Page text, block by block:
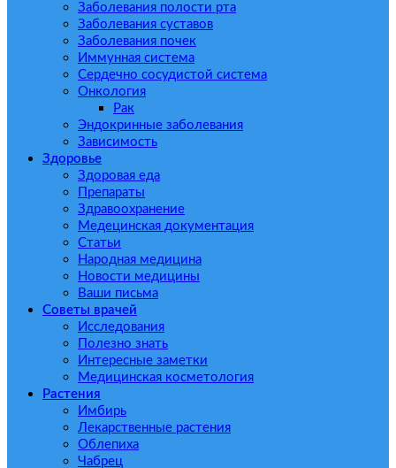
Заболевания полости рта
Заболевания суставов
Заболевания почек
Иммунная система
Сердечно сосудистой система
Онкология
Рак
Эндокринные заболевания
Зависимость
Здоровье
Здоровая еда
Препараты
Здравоохранение
Медецинская документация
Статьи
Народная медицина
Новости медицины
Ваши письма
Советы врачей
Исследования
Полезно знать
Интересные заметки
Медицинская косметология
Растения
Имбирь
Лекарственные растения
Облепиха
Чабрец